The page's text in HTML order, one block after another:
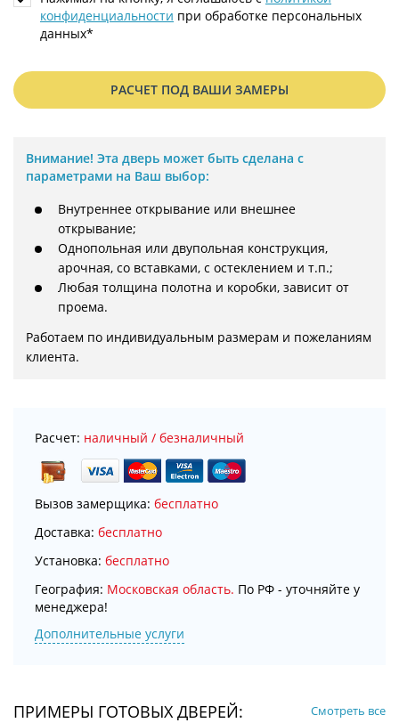
конфиденциальности при обработке персональных
данных*
РАСЧЕТ ПОД ВАШИ ЗАМЕРЫ
Внимание! Эта дверь может быть сделана с
параметрами на Ваш выбор:
Внутреннее открывание или внешнее
открывание;
Однопольная или двупольная конструкция,
арочная, со вставками, с остеклением и т.п.;
Любая толщина полотна и коробки, зависит от
проема.
Работаем по индивидуальным размерам и пожеланиям
клиента.
Расчет: наличный / безналичный
Вызов замерщика: бесплатно
Доставка: бесплатно
Установка: бесплатно
География: Московская область. По РФ - уточняйте у
менеджера!
Дополнительные услуги
ПРИМЕРЫ ГОТОВЫХ ДВЕРЕЙ: Смотреть все